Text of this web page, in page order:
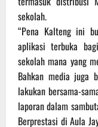
sekolah.
“Pena Kalteng ini
aplikasi terbuka
sekolah mana yang
Bahkan media juga
lakukan bersama-
laporan dalam
Berprestasi di Aula